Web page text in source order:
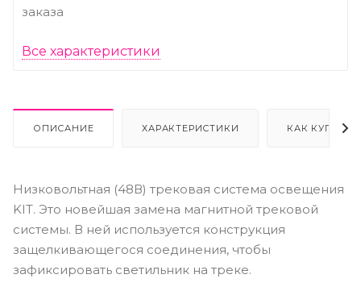
заказа
Все характеристики
ОПИСАНИЕ ХАРАКТЕРИСТИКИ КАК КУПИТЬ
Низковольтная (48В) трековая система освещения
KIT. Это новейшая замена магнитной трековой
системы. В ней используется конструкция
защелкивающегося соединения, чтобы
зафиксировать светильник на треке.